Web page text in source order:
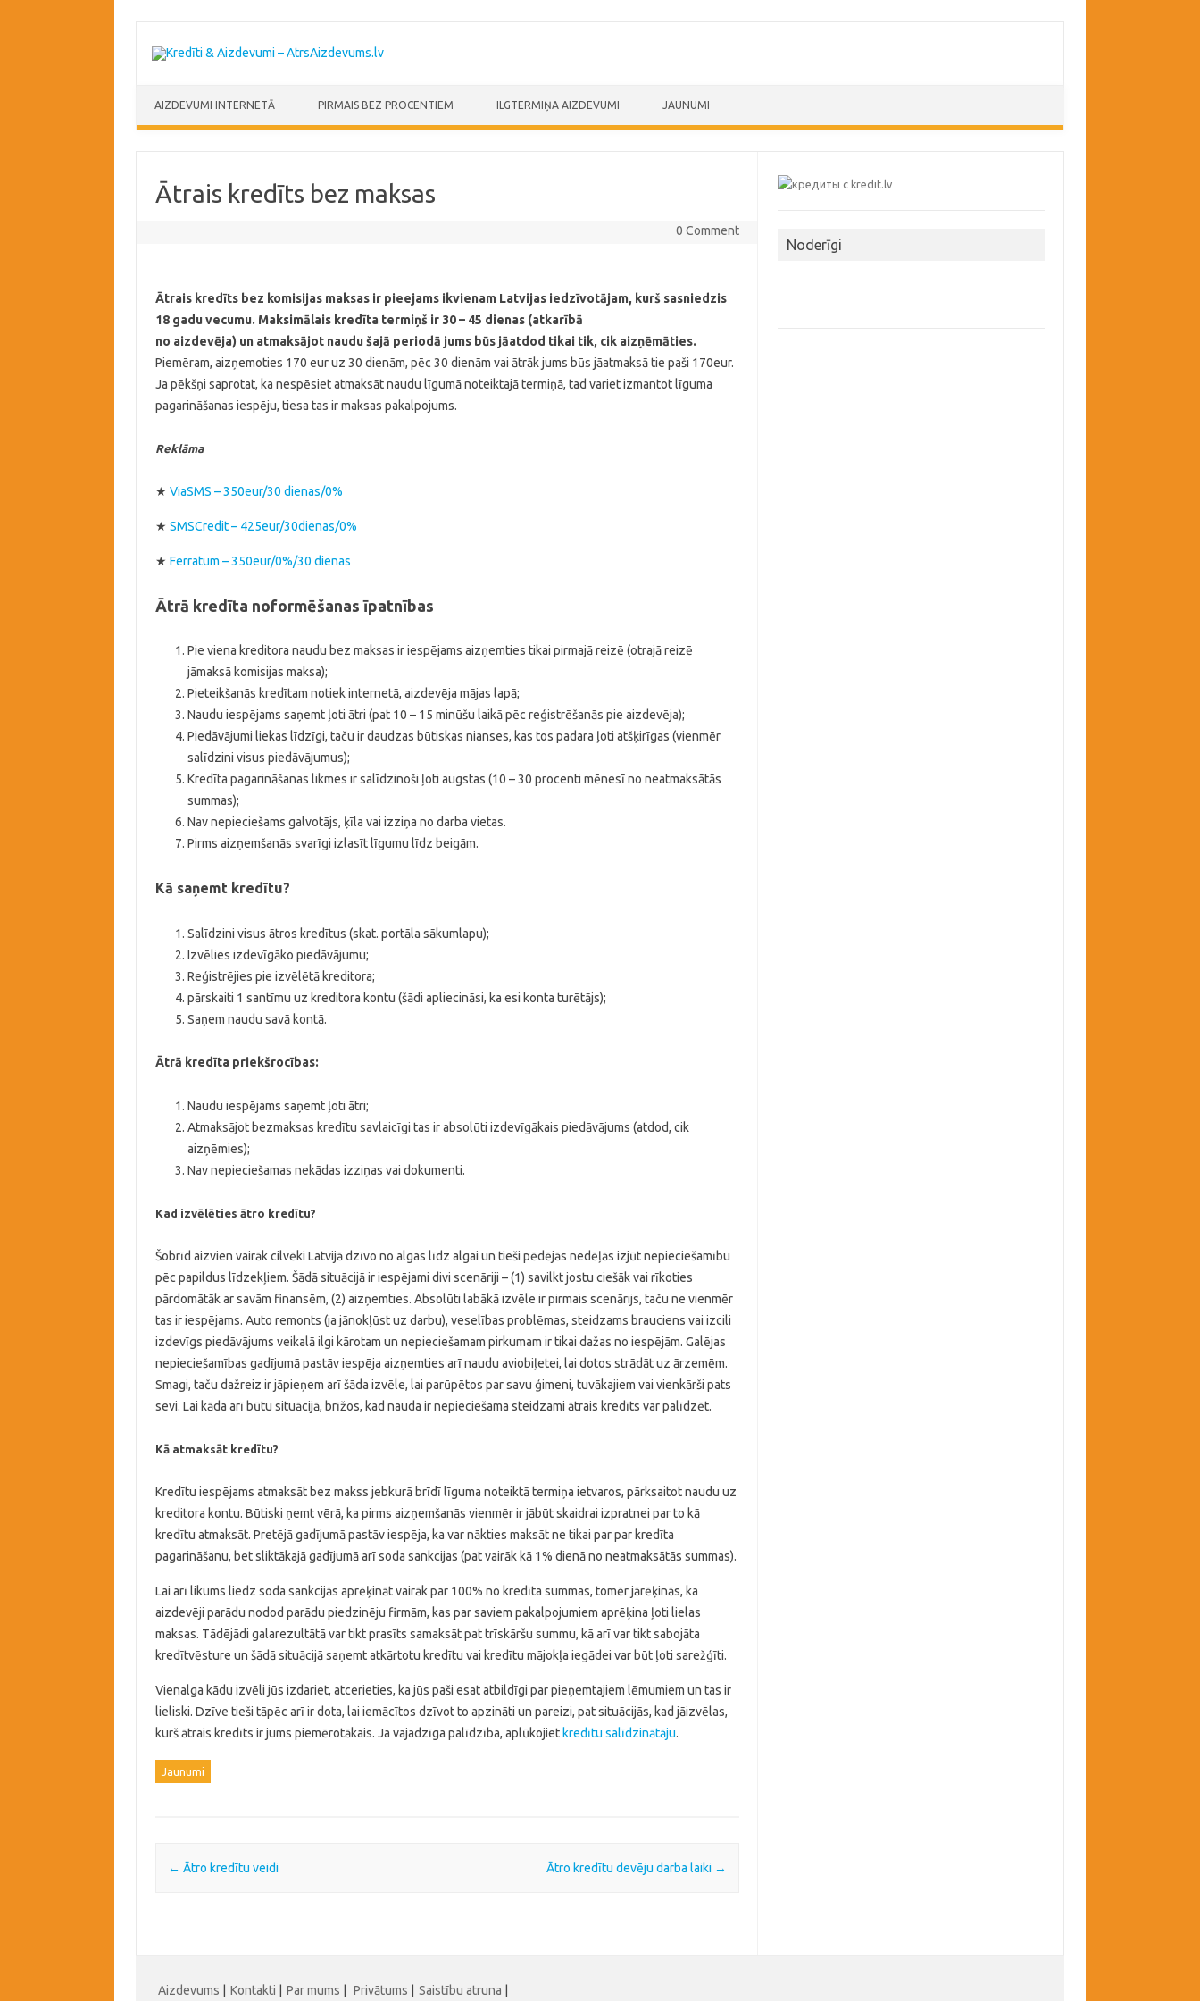
AIZDEVUMI INTERNETĀ PIRMAIS BEZ PROCENTIEM ILGTERMIŅA AIZDEVUMI JAUNUMI
Ātrais kredīts bez maksas
0 Comment
Ātrais kredīts bez komisijas maksas ir pieejams ikvienam Latvijas iedzīvotājam, kurš sasniedzis
18 gadu vecumu. Maksimālais kredīta termiņš ir 30 –45 dienas (atkarībā
no aizdevēja) un atmaksājot naudu šajā periodā jums būs jāatdod tikai tik, cik aizņēmāties.
Piemēram, aizņemoties 170 eur uz 30 dienām, pēc 30 dienām vai ātrāk jums būs jāatmaksā tie paši 170eur.
Ja pēkšņi saprotat, ka nespēsiet atmaksāt naudu līgumā noteiktajā termiņā, tad variet izmantot līguma
pagarināšanas iespēju, tiesa tas ir maksas pakalpojums.
Reklāma
★ ViaSMS – 350eur/30 dienas/0%
★ SMSCredit – 425eur/30dienas/0%
★ Ferratum – 350eur/0%/30 dienas
Ātrā kredīta noformēšanas īpatnības
Pie viena kreditora naudu bez maksas ir iespējams aizņemties tikai pirmajā reizē (otrajā reizē
jāmaksā komisijas maksa);
Pieteikšanās kredītam notiek internetā, aizdevēja mājas lapā;
Naudu iespējams saņemt ļoti ātri (pat 10 – 15 minūšu laikā pēc reģistrēšanās pie aizdevēja);
Piedāvājumi liekas līdzīgi, taču ir daudzas būtiskas nianses, kas tos padara ļoti atšķirīgas (vienmēr
salīdzini visus piedāvājumus);
Kredīta pagarināšanas likmes ir salīdzinoši ļoti augstas (10 – 30 procenti mēnesī no neatmaksātās
summas);
Nav nepieciešams galvotājs, ķīla vai izziņa no darba vietas.
Pirms aizņemšanās svarīgi izlasīt līgumu līdz beigām.
Kā saņemt kredītu?
Salīdzini visus ātros kredītus (skat. portāla sākumlapu);
Izvēlies izdevīgāko piedāvājumu;
Reģistrējies pie izvēlētā kreditora;
pārskaiti 1 santīmu uz kreditora kontu (šādi apliecināsi, ka esi konta turētājs);
Saņem naudu savā kontā.
Ātrā kredīta priekšrocības:
Naudu iespējams saņemt ļoti ātri;
Atmaksājot bezmaksas kredītu savlaicīgi tas ir absolūti izdevīgākais piedāvājums (atdod, cik
aizņēmies);
Nav nepieciešamas nekādas izziņas vai dokumenti.
Kad izvēlēties ātro kredītu?
Šobrīd aizvien vairāk cilvēki Latvijā dzīvo no algas līdz algai un tieši pēdējās nedēļās izjūt nepieciešamību
pēc papildus līdzekļiem. Šādā situācijā ir iespējami divi scenāriji – (1) savilkt jostu ciešāk vai rīkoties
pārdomātāk ar savām finansēm, (2) aizņemties. Absolūti labākā izvēle ir pirmais scenārijs, taču ne vienmēr
tas ir iespējams. Auto remonts (ja jānokļūst uz darbu), veselības problēmas, steidzams brauciens vai izcili
izdevīgs piedāvājums veikalā ilgi kārotam un nepieciešamam pirkumam ir tikai dažas no iespējām. Galējas
nepieciešamības gadījumā pastāv iespēja aizņemties arī naudu aviobiļetei, lai dotos strādāt uz ārzemēm.
Smagi, taču dažreiz ir jāpieņem arī šāda izvēle, lai parūpētos par savu ģimeni, tuvākajiem vai vienkārši pats
sevi. Lai kāda arī būtu situācijā, brīžos, kad nauda ir nepieciešama steidzami ātrais kredīts var palīdzēt.
Kā atmaksāt kredītu?
Kredītu iespējams atmaksāt bez makss jebkurā brīdī līguma noteiktā termiņa ietvaros, pārksaitot naudu uz
kreditora kontu. Būtiski ņemt vērā, ka pirms aizņemšanās vienmēr ir jābūt skaidrai izpratnei par to kā
kredītu atmaksāt. Pretējā gadījumā pastāv iespēja, ka var nākties maksāt ne tikai par par kredīta
pagarināšanu, bet sliktākajā gadījumā arī soda sankcijas (pat vairāk kā 1% dienā no neatmaksātās summas).
Lai arī likums liedz soda sankcijās aprēķināt vairāk par 100% no kredīta summas, tomēr jārēķinās, ka
aizdevēji parādu nodod parādu piedzinēju firmām, kas par saviem pakalpojumiem aprēķina ļoti lielas
maksas. Tādējādi galarezultātā var tikt prasīts samaksāt pat trīskāršu summu, kā arī var tikt sabojāta
kredītvēsture un šādā situācijā saņemt atkārtotu kredītu vai kredītu mājokļa iegādei var būt ļoti sarežģīti.
Vienalga kādu izvēli jūs izdariet, atcerieties, ka jūs paši esat atbildīgi par pieņemtajiem lēmumiem un tas ir
lieliski. Dzīve tieši tāpēc arī ir dota, lai iemācītos dzīvot to apzināti un pareizi, pat situācijās, kad jāizvēlas,
kurš ātrais kredīts ir jums piemērotākais. Ja vajadzīga palīdzība, aplūkojiet kredītu salīdzinātāju.
Jaunumi
Post navigation
← Ātro kredītu veidi Ātro kredītu devēju darba laiki →
Noderīgi
Aizdevums Kontakti Par mums Privātums Saistību atruna